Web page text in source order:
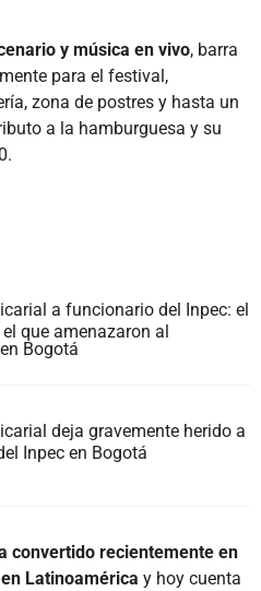
y música en vivo, barra
para el festival,
zona de postres y hasta un
a la hamburguesa y su
a funcionario del Inpec: el
que amenazaron al
Bogotá
deja gravemente herido a
Inpec en Bogotá
convertido recientemente en
Latinoamérica y hoy cuenta